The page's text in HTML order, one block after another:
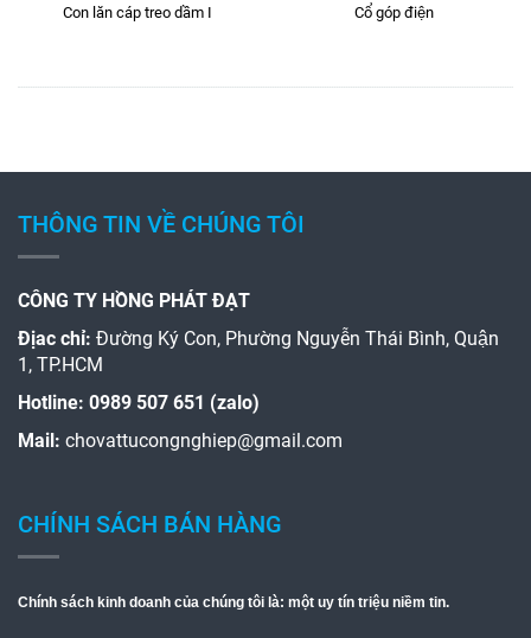
Con lăn cáp treo dầm I Cổ góp điện
THÔNG TIN VỀ CHÚNG TÔI
CÔNG TY HỒNG PHÁT ĐẠT
Địac chỉ: Đường Ký Con, Phường Nguyễn Thái Bình, Quận
1, TP.HCM
Hotline: 0989 507 651 (zalo)
Mail: chovattucongnghiep@gmail.com
CHÍNH SÁCH BÁN HÀNG
Chính sách kinh doanh của chúng tôi là: một uy tín triệu niềm tin.